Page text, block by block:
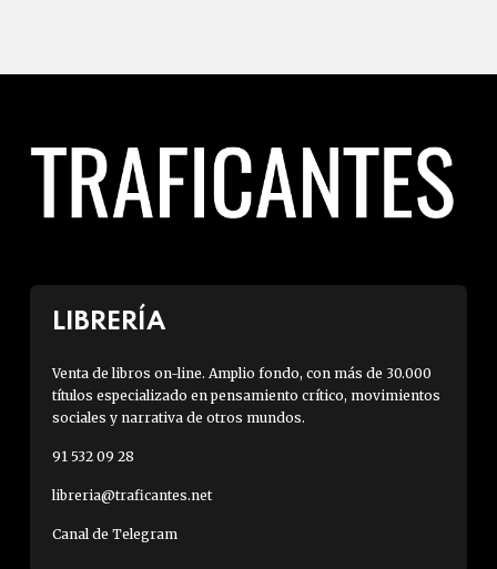
LIBRERÍA
Venta de libros on-line. Amplio fondo, con más de 30.000
títulos especializado en pensamiento crítico, movimientos
sociales y narrativa de otros mundos.
91 532 09 28
libreria@traficantes.net
Canal de Telegram